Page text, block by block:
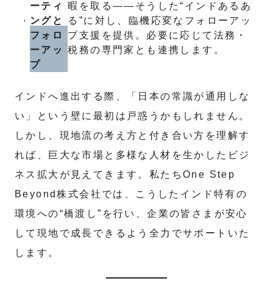
ーティ
ングと
フォロ
ーアッ
プ
暇を取る――そうした“インドあるあ
る”に対し、臨機応変なフォローアッ
プ支援を提供。必要に応じて法務・
税務の専門家とも連携します。
インドへ進出する際、「日本の常識が通用しな
い」という壁に最初は戸惑うかもしれません。
しかし、現地流の考え方と付き合い方を理解す
れば、巨大な市場と多様な人材を生かしたビジ
ネス拡大が見えてきます。私たちOne Step
Beyond株式会社では、こうしたインド特有の
環境への“橋渡し”を行い、企業の皆さまが安心
して現地で成長できるよう全力でサポートいた
します。